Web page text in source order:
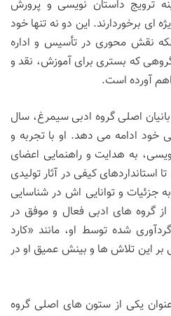
ترویج داستان نویسی و پرورش
ای برخوردارند. این دو نه تنها خود
نقش محوری در تأسیس و اداره
که بستری برای آموزش، نقد و
آورده است.
بانیان اصلی گروه ادبی سیمرغ، سال
ادامه می دهد. او با تجربه و
به هدایت و راهنمایی اعضای
استانداردهای کیفی در آثار تولیدی
جزئیات و توانایی اش در شناسایی
گروه های ادبی فعال و موفق در
شده توسط او، مانند «کارد
بر این تلاش ها و بینش عمیق او در
عنوان یکی از ستون های اصلی گروه